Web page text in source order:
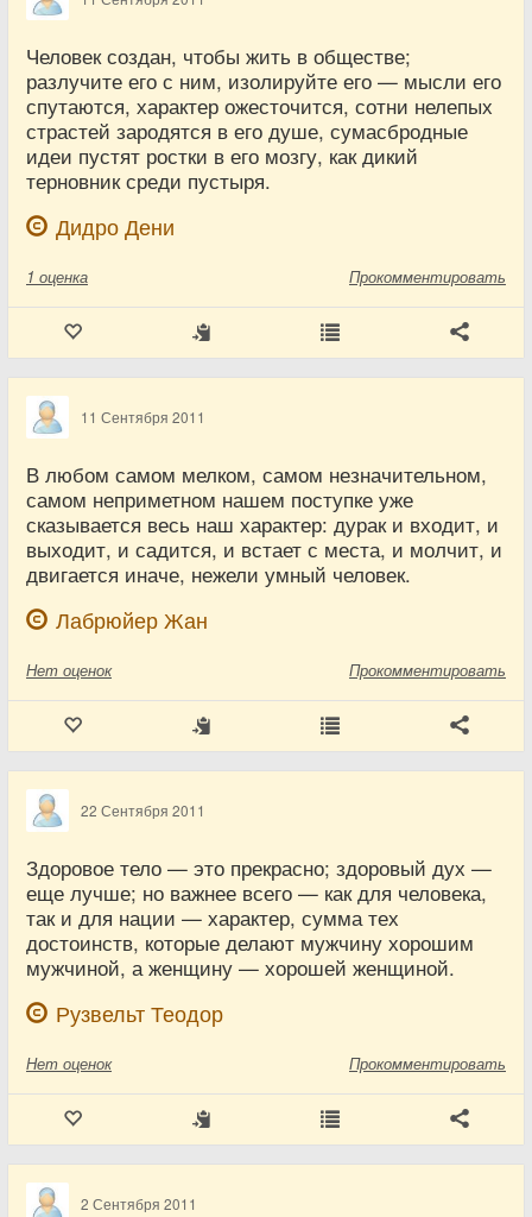
Человек создан, чтобы жить в обществе;
разлучите его с ним, изолируйте его — мысли его
спутаются, характер ожесточится, сотни нелепых
страстей зародятся в его душе, сумасбродные
идеи пустят ростки в его мозгу, как дикий
терновник среди пустыря.
Дидро Дени
1 оценка Прокомментировать
11 Сентября 2011
В любом самом мелком, самом незначительном,
самом неприметном нашем поступке уже
сказывается весь наш характер: дурак и входит, и
выходит, и садится, и встает с места, и молчит, и
двигается иначе, нежели умный человек.
Лабрюйер Жан
Нет оценок Прокомментировать
22 Сентября 2011
Здоровое тело — это прекрасно; здоровый дух —
еще лучше; но важнее всего — как для человека,
так и для нации — характер, сумма тех
достоинств, которые делают мужчину хорошим
мужчиной, а женщину — хорошей женщиной.
Рузвельт Теодор
Нет оценок Прокомментировать
2 Сентября 2011